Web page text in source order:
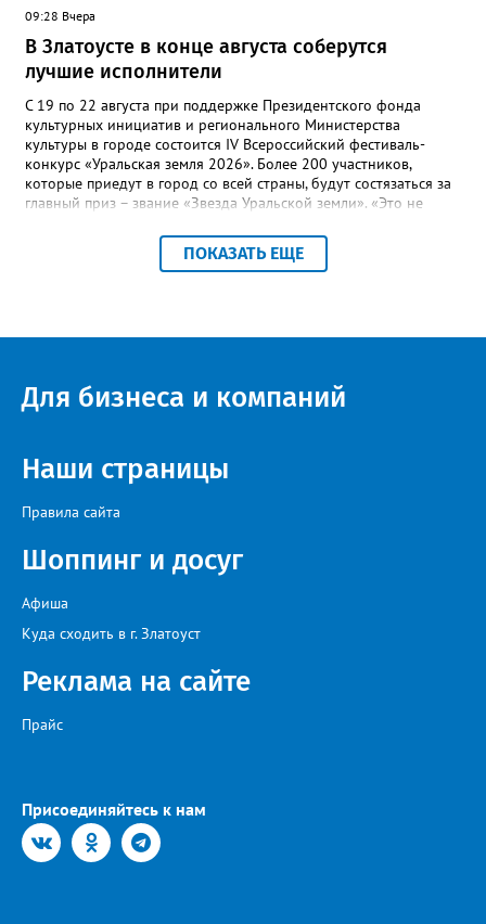
09:28 Вчера
В Златоусте в конце августа соберутся
лучшие исполнители
С 19 по 22 августа при поддержке Президентского фонда
культурных инициатив и регионального Министерства
культуры в городе состоится IV Всероссийский фестиваль-
конкурс «Уральская земля 2026». Более 200 участников,
которые приедут в город со всей страны, будут состязаться за
главный приз – звание «Звезда Уральской земли». «Это не
прослушивания участников, мастер-классы от ведущих
наставников, выступления победителей прошлых лет и
Челябинской, Свердловской, Курганской, Оренбургской
идейный вдохновитель, организатор фестиваля, эстрадный
певец, победитель главного патриотического конкурса страны
искусства «Золотая лира», участник телевизионных проектов
на Первом канале, обладатель звания «Голос страны» Алексей
ПОКАЗАТЬ ЕЩЕ
Для бизнеса и компаний
Наши страницы
Правила сайта
Шоппинг и досуг
Афиша
Куда сходить в г. Златоуст
Реклама на сайте
Прайс
Присоединяйтесь к нам